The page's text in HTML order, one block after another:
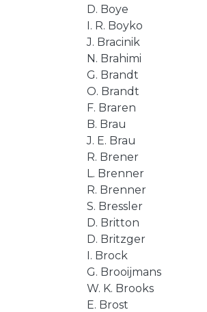
D. Boye
I. R. Boyko
J. Bracinik
N. Brahimi
G. Brandt
O. Brandt
F. Braren
B. Brau
J. E. Brau
R. Brener
L. Brenner
R. Brenner
S. Bressler
D. Britton
D. Britzger
I. Brock
G. Brooijmans
W. K. Brooks
E. Brost